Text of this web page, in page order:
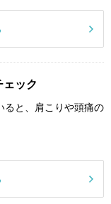
ック
ると、肩こりや頭痛の